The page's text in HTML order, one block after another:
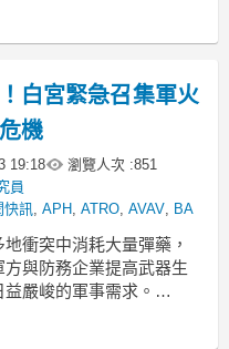
白宮緊急召集軍火
機
19:18 瀏覽人次 :851
員
快訊, APH, ATRO, AVAV, BA
衝突中消耗大量彈藥，
方與防務企業提高武器生
嚴峻的軍事需求。
{